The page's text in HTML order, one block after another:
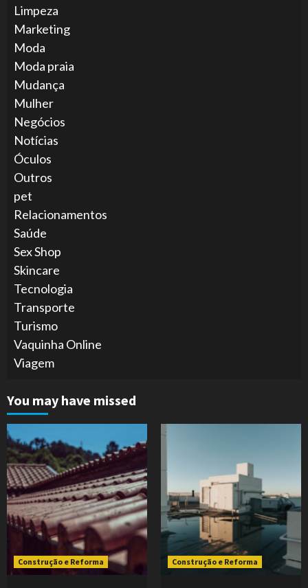
Limpeza
Marketing
Moda
Moda praia
Mudança
Mulher
Negócios
Notícias
Óculos
Outros
pet
Relacionamentos
Saúde
Sex Shop
Skincare
Tecnologia
Transporte
Turismo
Vaquinha Online
Viagem
You may have missed
Construção e Reforma Construção e Reforma